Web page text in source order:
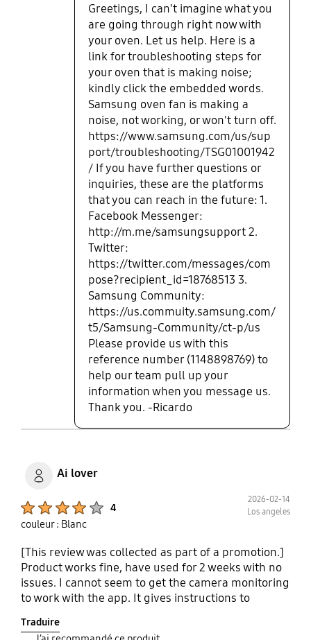
Greetings, I can't imagine what you
are going through right now with
your oven. Let us help. Here is a
link for troubleshooting steps for
your oven that is making noise;
kindly click the embedded words.
Samsung oven fan is making a
noise, not working, or won't turn off.
https://www.samsung.com/us/sup
port/troubleshooting/TSG01001942
/ If you have further questions or
inquiries, these are the platforms
that you can reach in the future: 1.
Facebook Messenger:
http://m.me/samsungsupport 2.
Twitter:
https://twitter.com/messages/com
pose?recipient_id=18768513 3.
Samsung Community:
https://us.commuity.samsung.com/
t5/Samsung-Community/ct-p/us
Please provide us with this
reference number (1148898769) to
help our team pull up your
information when you message us.
Thank you. -Ricardo
Ai lover
4
2026-02-14
Los angeles
couleur : Blanc
[This review was collected as part of a promotion.]
Product works fine, have used for 2 weeks with no
issues. I cannot seem to get the camera monitoring
to work with the app. It gives instructions to
app. The preheat function works well and is quick.
Traduire